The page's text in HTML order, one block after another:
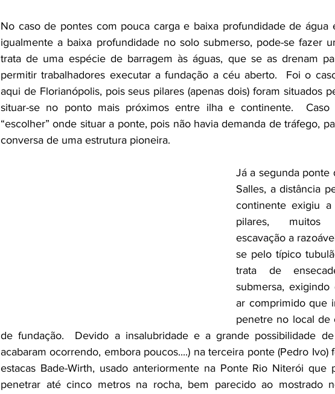
No caso de pontes com pouca carga e baixa profundidade de água
igualmente a baixa profundidade no solo submerso, pode-se fazer
trata de uma espécie de barragem às águas, que se as drenam
permitir trabalhadores executar a fundação a céu aberto.  Foi o
aqui de Florianópolis, pois seus pilares (apenas dois) foram situados
situar-se no ponto mais próximos entre ilha e continente.
“escolher” onde situar a ponte, pois não havia demanda de tráfego,
conversa de uma estrutura pioneira.
Já a segunda ponte
Salles, a distância
continente exigiu
pilares, muitos
escavação a
se pelo típico
trata de
submersa,
ar comprimido que
penetre no local de
de fundação.  Devido a insalubridade e a grande possibilidade
acabaram ocorrendo, embora poucos....) na terceira ponte (Pedro Ivo)
estacas Bade-Wirth, usado anteriormente na Ponte Rio Niterói que
penetrar até cinco metros na rocha, bem parecido ao mostrado